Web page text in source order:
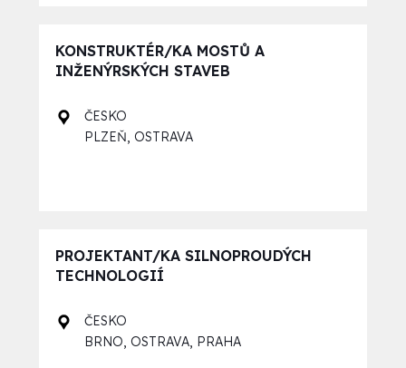
KONSTRUKTÉR/KA MOSTŮ A
INŽENÝRSKÝCH STAVEB
ČESKO
PLZEŇ ,OSTRAVA
PROJEKTANT/KA SILNOPROUDÝCH
TECHNOLOGIÍ
ČESKO
BRNO,OSTRAVA, PRAHA